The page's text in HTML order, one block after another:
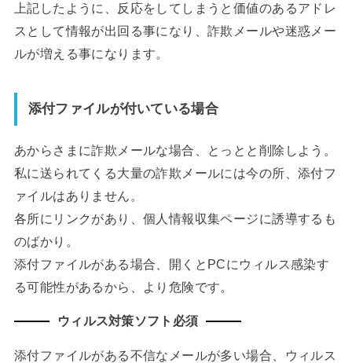
上記したように、反応をしてしまうと価値のあるアドレ
スとして情報が出回る事になり、詐欺メールや迷惑メー
ルが増える事になります。
添付ファイルが付いている場合
あからさまに詐欺メールな場合、とっとと削除しよう。
私に送られてくる大量の詐欺メールには今の所、添付フ
ァイルはありません。
各所にリンクがあり、個人情報収集ページに誘導するも
のばかり。
添付ファイルがある場合、開くとPCにウィルス感染す
る可能性があるから、より危険です。
ウィルス対策ソフト必須
添付ファイルがある不信なメールが多い場合、ウィルス